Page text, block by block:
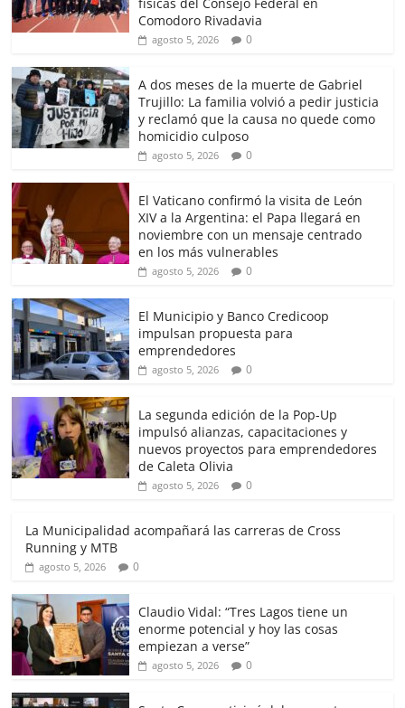
físicas del Consejo Federal en
Comodoro Rivadavia
agosto 5, 2026 0
A dos meses de la muerte de Gabriel
Trujillo: La familia volvió a pedir justicia
y reclamó que la causa no quede como
homicidio culposo
agosto 5, 2026 0
El Vaticano confirmó la visita de León
XIV a la Argentina: el Papa llegará en
noviembre con un mensaje centrado
en los más vulnerables
agosto 5, 2026 0
El Municipio y Banco Credicoop
impulsan propuesta para
emprendedores
agosto 5, 2026 0
La segunda edición de la Pop-Up
impulsó alianzas, capacitaciones y
nuevos proyectos para emprendedores
de Caleta Olivia
agosto 5, 2026 0
La Municipalidad acompañará las carreras de Cross
Running y MTB
agosto 5, 2026 0
Claudio Vidal: “Tres Lagos tiene un
enorme potencial y hoy las cosas
empiezan a verse”
agosto 5, 2026 0